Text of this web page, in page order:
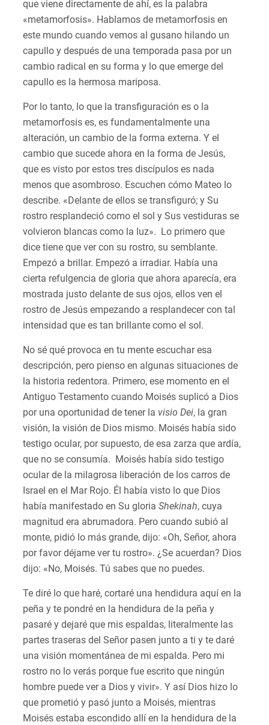
que viene directamente de ahí, es la palabra
«metamorfosis». Hablamos de metamorfosis en
este mundo cuando vemos al gusano hilando un
capullo y después de una temporada pasa por un
cambio radical en su forma y lo que emerge del
capullo es la hermosa mariposa.
Por lo tanto, lo que la transfiguración es o la
metamorfosis es, es fundamentalmente una
alteración, un cambio de la forma externa. Y el
cambio que sucede ahora en la forma de Jesús,
que es visto por estos tres discípulos es nada
menos que asombroso. Escuchen cómo Mateo lo
describe. «Delante de ellos se transfiguró; y Su
rostro resplandeció como el sol y Sus vestiduras se
volvieron blancas como la luz». Lo primero que
dice tiene que ver con su rostro, su semblante.
Empezó a brillar. Empezó a irradiar. Había una
cierta refulgencia de gloria que ahora aparecía, era
mostrada justo delante de sus ojos, ellos ven el
rostro de Jesús empezando a resplandecer con tal
intensidad que es tan brillante como el sol.
No sé qué provoca en tu mente escuchar esa
descripción, pero pienso en algunas situaciones de
la historia redentora. Primero, ese momento en el
Antiguo Testamento cuando Moisés suplicó a Dios
por una oportunidad de tener la visio Dei, la gran
visión, la visión de Dios mismo. Moisés había sido
testigo ocular, por supuesto, de esa zarza que ardía,
que no se consumía. Moisés había sido testigo
ocular de la milagrosa liberación de los carros de
Israel en el Mar Rojo. Él había visto lo que Dios
había manifestado en Su gloria Shekinah, cuya
magnitud era abrumadora. Pero cuando subió al
monte, pidió lo más grande, dijo: «Oh, Señor, ahora
por favor déjame ver tu rostro». ¿Se acuerdan? Dios
dijo: «No, Moisés. Tú sabes que no puedes.
Te diré lo que haré, cortaré una hendidura aquí en la
peña y te pondré en la hendidura de la peña y
pasaré y dejaré que mis espaldas, literalmente las
partes traseras del Señor pasen junto a ti y te daré
una visión momentánea de mi espalda. Pero mi
rostro no lo verás porque fue escrito que ningún
hombre puede ver a Dios y vivir». Y así Dios hizo lo
que prometió y pasó junto a Moisés, mientras
Moisés estaba escondido allí en la hendidura de la